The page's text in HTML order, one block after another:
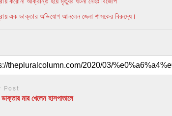
এক ডাক্তার অভিযোগ আনলেন জেলা শাসকের বিরুদ্ধে।
Post
মার খেলেন হাসপাতালে